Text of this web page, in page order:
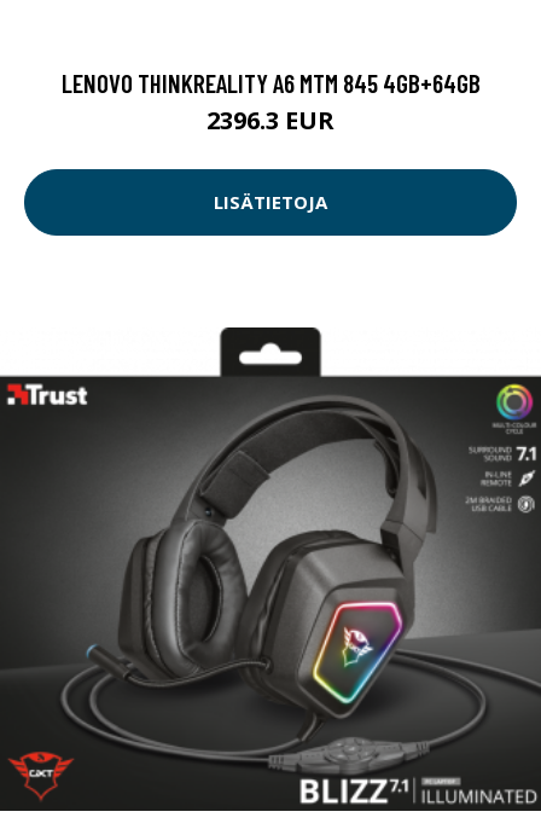
LENOVO THINKREALITY A6 MTM 845 4GB+64GB
2396.3 EUR
LISÄTIETOJA